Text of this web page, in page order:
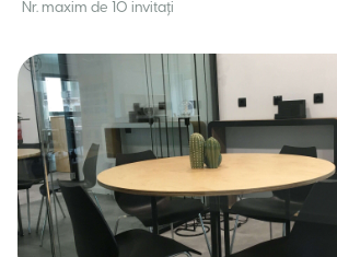
Nr. maxim de 10 invitați